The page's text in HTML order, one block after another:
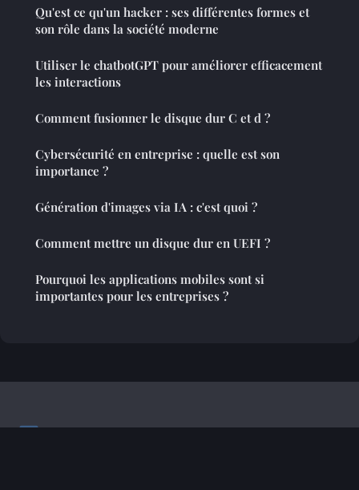
Qu'est ce qu'un hacker : ses différentes formes et
son rôle dans la société moderne
Utiliser le chatbotGPT pour améliorer efficacement
les interactions
Comment fusionner le disque dur C et d ?
Cybersécurité en entreprise : quelle est son
importance ?
Génération d'images via IA : c'est quoi ?
Comment mettre un disque dur en UEFI ?
Pourquoi les applications mobiles sont si
importantes pour les entreprises ?
Soijabanaani